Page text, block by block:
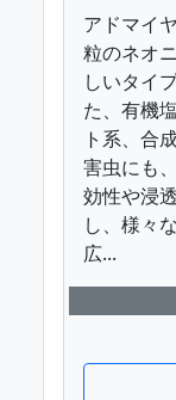
アドマイ
粒のネオ
しいタイ
た、有機
ト系、合
害虫にも
効性や浸
し、様々
広...